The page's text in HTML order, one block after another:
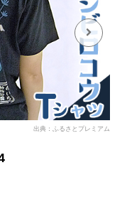
出典：ふるさとプレミアム